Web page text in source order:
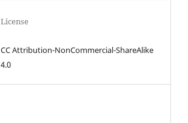
License
CC Attribution-NonCommercial-ShareAlike
4.0